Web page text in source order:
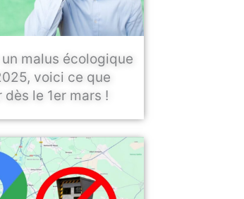
malus écologique
voici ce que
le 1er mars !